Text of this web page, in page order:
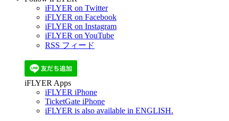
iFLYER on Twitter
iFLYER on Facebook
iFLYER on Instagram
iFLYER on YouTube
RSS フィード
iFLYER Apps
iFLYER iPhone
TicketGate iPhone
iFLYER is also available in ENGLISH.